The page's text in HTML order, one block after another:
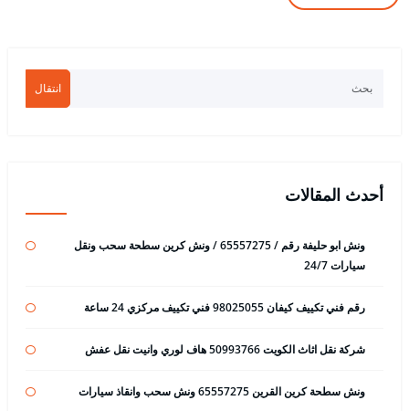
انتقال
أحدث المقالات
ونش ابو حليفة رقم / 65557275 / ونش كرين سطحة سحب ونقل
سيارات 24/7
رقم فني تكييف كيفان 98025055 فني تكييف مركزي 24 ساعة
شركة نقل اثاث الكويت 50993766 هاف لوري وانيت نقل عفش
ونش سطحة كرين القرين 65557275 ونش سحب وانقاذ سيارات